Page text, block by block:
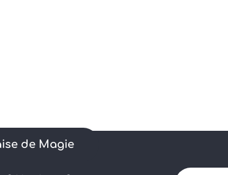
de Magie